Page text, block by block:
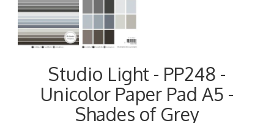
Studio Light - PP248 -
Unicolor Paper Pad A5 -
Shades of Grey